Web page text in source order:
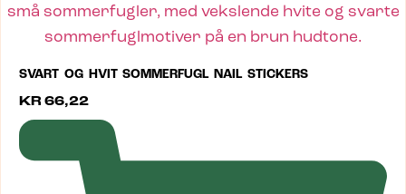
SVART OG HVIT SOMMERFUGL NAIL STICKERS
KR 66,22